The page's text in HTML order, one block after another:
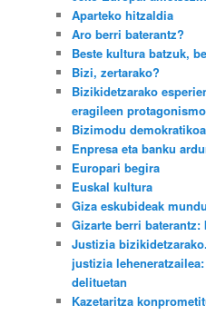
Aparteko hitzaldia
Aro berri baterantz?
Beste kultura batzuk,
Bizi, zertarako?
Bizikidetzarako
eragileen
Bizimodu
Enpresa eta banku
Europari begira
Euskal kultura
Giza eskubideak
Gizarte berri baterantz:
Justizia
justizia
delituetan
Kazetaritza